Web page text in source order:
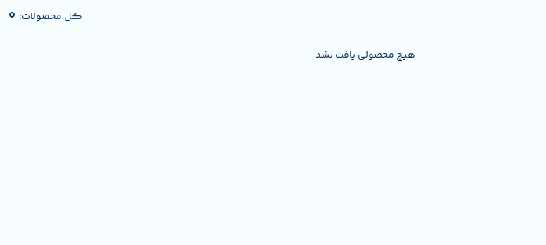
کل محصولات: 0
هیچ محصولی یافت نشد